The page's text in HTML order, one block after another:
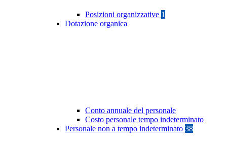
Posizioni organizzative 1
Dotazione organica
Conto annuale del personale
Costo personale tempo indeterminato
Personale non a tempo indeterminato 38